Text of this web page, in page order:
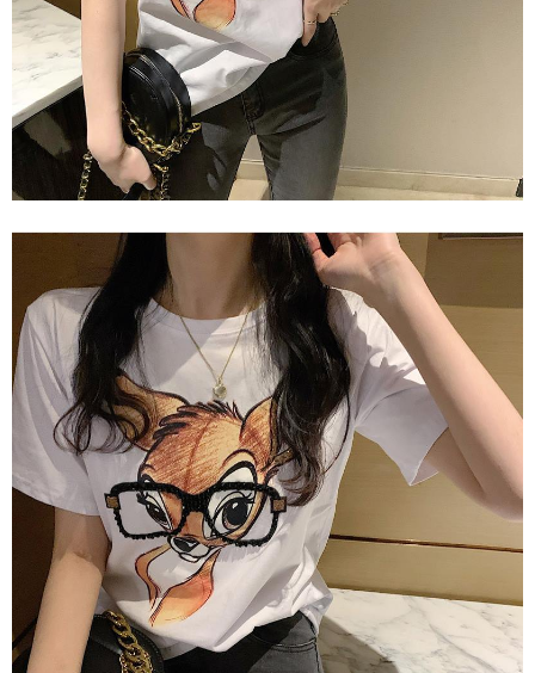
４．使用「AFTEE先享後付」時，將依據個別帳號之用戶狀況，依本公司即
時審查核予不同之上限額度；若仍有額度不足之情形，本公司將視審查結果
請求用戶進行身份認證。
５．嚴禁一人註冊多個帳號或使用他人資訊註冊。若發現惡意使用之情形，
恩沛科技股份有限公司將有權停止該用戶之使用額度並採取法律行動。